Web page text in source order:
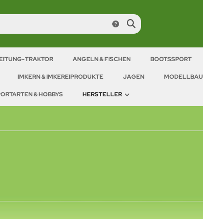
TRAKTOR ANGELN & FISCHEN BOOTSSPORT
IMKERN & IMKEREIPRODUKTE JAGEN MODELLBAU
& HOBBYS HERSTELLER